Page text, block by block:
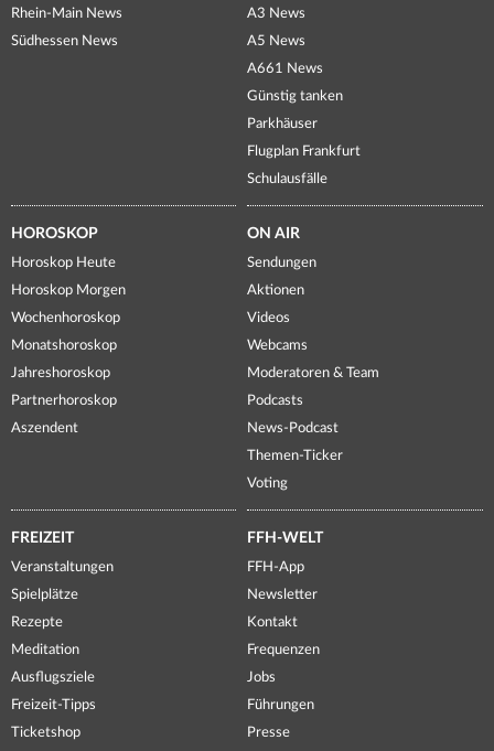
Rhein-Main News
Südhessen News
A3 News
A5 News
A661 News
Günstig tanken
Parkhäuser
Flugplan Frankfurt
Schulausfälle
HOROSKOP
Horoskop Heute
Horoskop Morgen
Wochenhoroskop
Monatshoroskop
Jahreshoroskop
Partnerhoroskop
Aszendent
ON AIR
Sendungen
Aktionen
Videos
Webcams
Moderatoren & Team
Podcasts
News-Podcast
Themen-Ticker
Voting
FREIZEIT
Veranstaltungen
Spielplätze
Rezepte
Meditation
Ausflugsziele
Freizeit-Tipps
Ticketshop
FFH-WELT
FFH-App
Newsletter
Kontakt
Frequenzen
Jobs
Führungen
Presse